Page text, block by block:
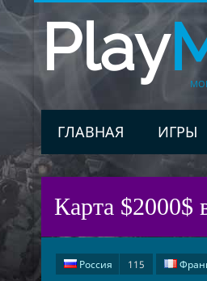
Play
ГЛАВНАЯ ИГРЫ
Карта $2000$
Россия 115